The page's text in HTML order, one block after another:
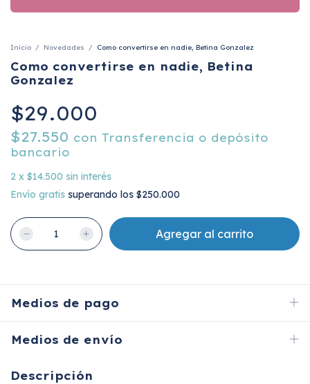
Inicio / Novedades / Como convertirse en nadie, Betina Gonzalez
Como convertirse en nadie, Betina
Gonzalez
$29.000
$27.550 con Transferencia o depósito
bancario
2 x $14.500 sin interés
Envío gratis superando los $250.000
Medios de pago
Medios de envío
Descripción